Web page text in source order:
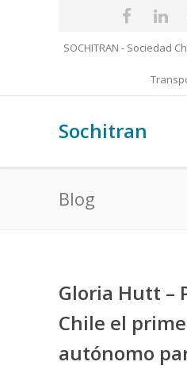
SOCHITRAN - Sociedad
Sochitran
Blog
Gloria Hutt –
Chile el
autónomo